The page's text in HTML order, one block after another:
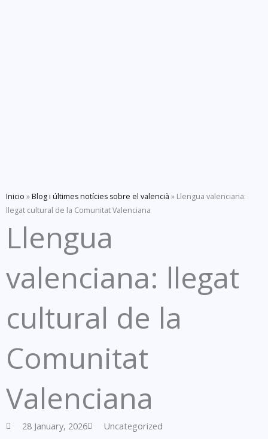
Inicio »Blog i últimes notícies sobre el valencià » Llengua valenciana:
llegat cultural de la Comunitat Valenciana
Llengua
valenciana: llegat
cultural de la
Comunitat
Valenciana
28 January, 2026 Uncategorized